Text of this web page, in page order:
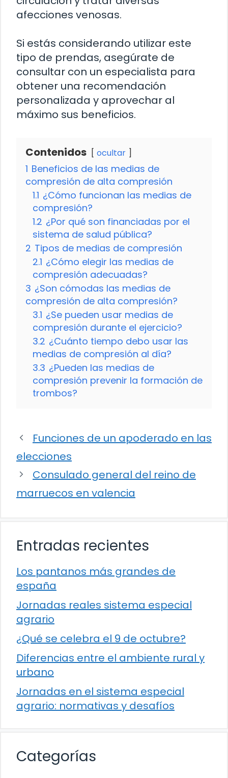
afecciones venosas.
Si estás considerando utilizar este
tipo de prendas, asegúrate de
consultar con un especialista para
obtener una recomendación
personalizada y aprovechar al
máximo sus beneficios.
Contenidos ocultar
1 Beneficios de las medias de
compresión de alta compresión
1.1 ¿Cómo funcionan las medias de
compresión?
1.2 ¿Por qué son financiadas por el
sistema de salud pública?
2 Tipos de medias de compresión
2.1 ¿Cómo elegir las medias de
compresión adecuadas?
3 ¿Son cómodas las medias de
compresión de alta compresión?
3.1 ¿Se pueden usar medias de
compresión durante el ejercicio?
3.2 ¿Cuánto tiempo debo usar las
medias de compresión al día?
3.3 ¿Pueden las medias de
compresión prevenir la formación de
trombos?
Funciones de un apoderado en las
elecciones
Consulado general del reino de
marruecos en valencia
Entradas recientes
Los pantanos más grandes de
españa
Jornadas reales sistema especial
agrario
¿Qué se celebra el 9 de octubre?
Diferencias entre el ambiente rural y
urbano
Jornadas en el sistema especial
agrario: normativas y desafíos
Categorías